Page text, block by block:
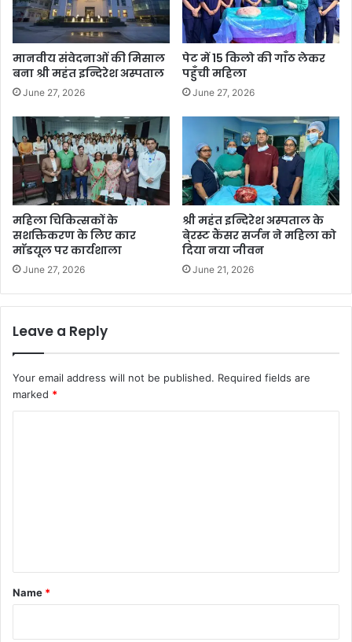
मानवीय संवेदनाओं की मिसाल
बना श्री महंत इन्दिरेश अस्पताल
June 27, 2026
पेट में 15 किलो की गाँठ लेकर
पहुँची महिला
June 27, 2026
महिला चिकित्सकों के
सशक्तिकरण के लिए कार
माॅडयूल पर कार्यशाला
June 27, 2026
श्री महंत इन्दिरेश अस्पताल के
बे्रस्ट कैंसर सर्जन ने महिला को
दिया नया जीवन
June 21, 2026
Leave a Reply
Your email address will not be published. Required fields are
marked *
*
Name *